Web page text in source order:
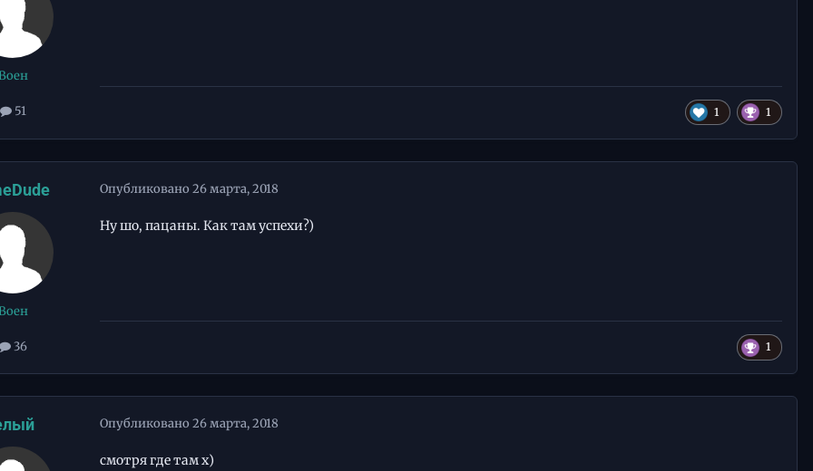
51 1 1
36
Опубликовано 26 марта, 2018
Ну шо, пацаны. Как там успехи?)
1
Опубликовано 26 марта, 2018
смотря где там х)